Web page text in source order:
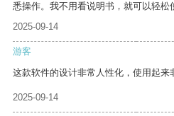
悉操作。我不用看说明书，就可以轻松
2025-09-14
游客
这款软件的设计非常人性化，使用起来
2025-09-14